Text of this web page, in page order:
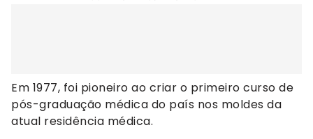
Em 1977, foi pioneiro ao criar o primeiro curso de
pós-graduação médica do país nos moldes da
atual residência médica.